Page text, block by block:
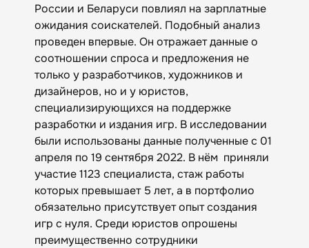
России и Беларуси повлиял на зарплатные
ожидания соискателей. Подобный анализ
проведен впервые. Он отражает данные о
соотношении спроса и предложения не
только у разработчиков, художников и
дизайнеров, но и у юристов,
специализирующихся на поддержке
разработки и издания игр. В исследовании
были использованы данные полученные с 01
апреля по 19 сентября 2022. В нём приняли
участие 1123 специалиста, стаж работы
которых превышает 5 лет, а в портфолио
обязательно присутствует опыт создания
игр с нуля. Среди юристов опрошены
преимущественно сотрудники